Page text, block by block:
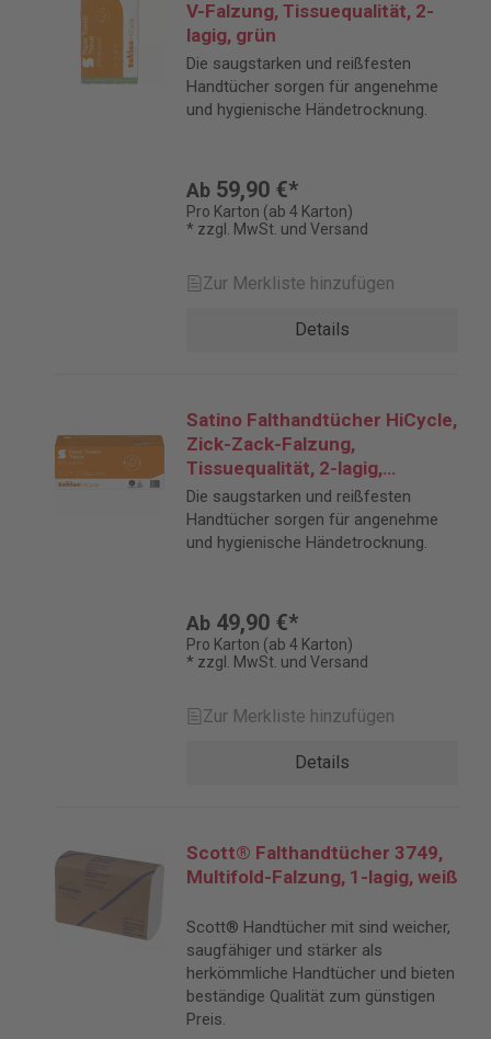
V-Falzung, Tissuequalität, 2-
lagig, grün
Die saugstarken und reißfesten
Handtücher sorgen für angenehme
und hygienische Händetrocknung.
Ab 59,90 €*
Pro Karton (ab 4 Karton)
* zzgl. MwSt. und Versand
Zur Merkliste hinzufügen
Details
Satino Falthandtücher HiCycle,
Zick-Zack-Falzung,
Tissuequalität, 2-lagig,
hochweiß
Die saugstarken und reißfesten
Handtücher sorgen für angenehme
und hygienische Händetrocknung.
Ab 49,90 €*
Pro Karton (ab 4 Karton)
* zzgl. MwSt. und Versand
Zur Merkliste hinzufügen
Details
Scott® Falthandtücher 3749,
Multifold-Falzung, 1-lagig, weiß
Scott® Handtücher mit sind weicher,
saugfähiger und stärker als
herkömmliche Handtücher und bieten
beständige Qualität zum günstigen
Preis.